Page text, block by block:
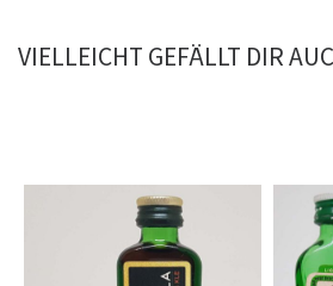
VIELLEICHT GEFÄLLT DIR